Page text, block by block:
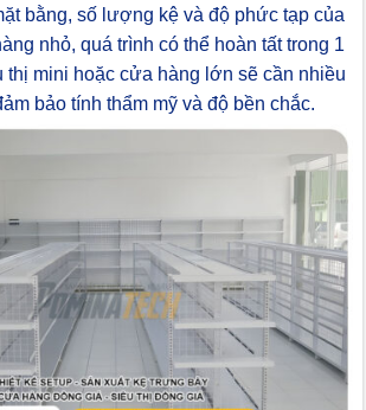
bằng, số lượng kệ và độ phức tạp của
nhỏ, quá trình có thể hoàn tất trong 1
thị mini hoặc cửa hàng lớn sẽ cần nhiều
bảo tính thẩm mỹ và độ bền chắc.